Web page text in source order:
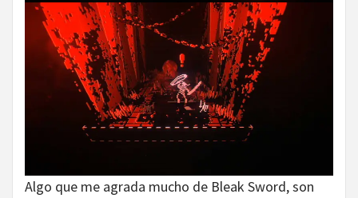
Algo que me agrada mucho de Bleak Sword, son